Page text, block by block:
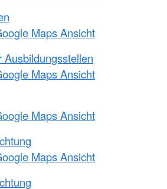
Maps Ansicht
Ausbildungsstellen
Maps Ansicht
Maps Ansicht
Maps Ansicht